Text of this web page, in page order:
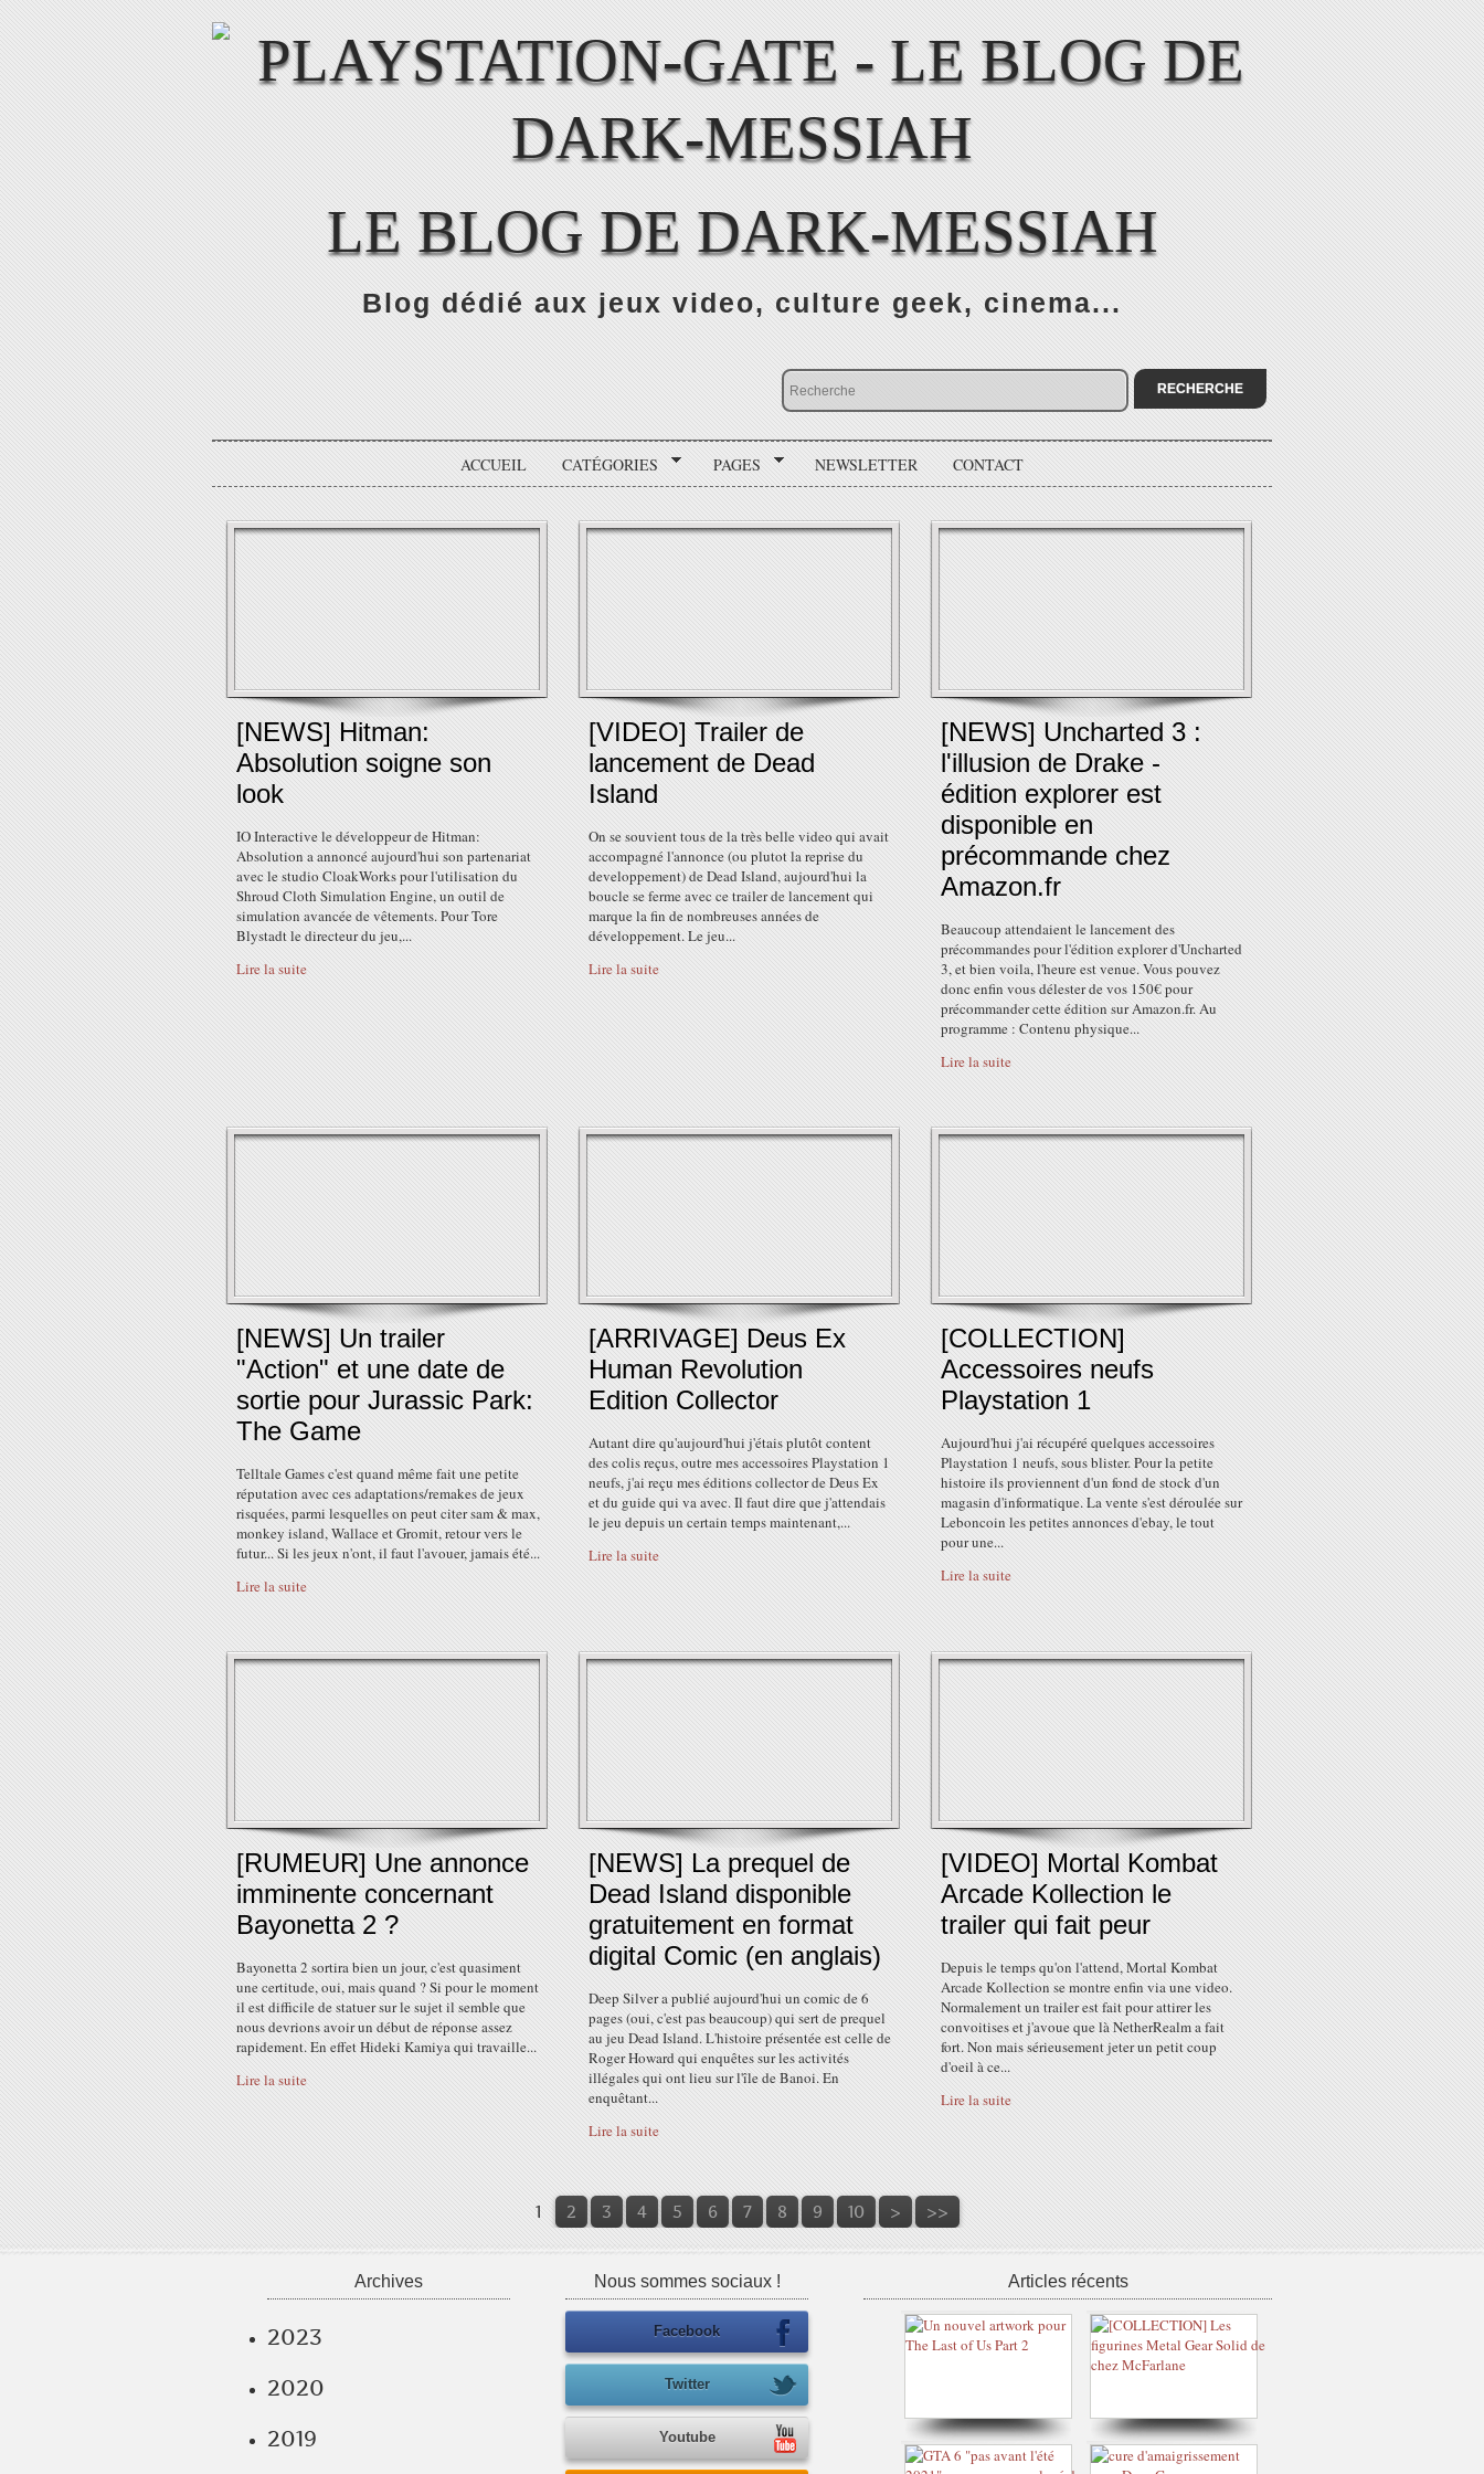
LE BLOG DE DARK-MESSIAH
Blog dédié aux jeux video, culture geek, cinema...
ACCUEIL CATÉGORIES PAGES NEWSLETTER CONTACT
[NEWS] Hitman:
Absolution soigne son
look
IO Interactive le développeur de Hitman:
Absolution a annoncé aujourd'hui son partenariat
avec le studio CloakWorks pour l'utilisation du
Shroud Cloth Simulation Engine, un outil de
simulation avancée de vêtements. Pour Tore
Blystadt le directeur du jeu,...
Lire la suite
[VIDEO] Trailer de
lancement de Dead
Island
On se souvient tous de la très belle video qui avait
accompagné l'annonce (ou plutot la reprise du
developpement) de Dead Island, aujourd'hui la
boucle se ferme avec ce trailer de lancement qui
marque la fin de nombreuses années de
développement. Le jeu...
Lire la suite
[NEWS] Uncharted 3 :
l'illusion de Drake -
édition explorer est
disponible en
précommande chez
Amazon.fr
Beaucoup attendaient le lancement des
précommandes pour l'édition explorer d'Uncharted
3, et bien voila, l'heure est venue. Vous pouvez
donc enfin vous délester de vos 150€ pour
précommander cette édition sur Amazon.fr. Au
programme : Contenu physique...
Lire la suite
[NEWS] Un trailer
"Action" et une date de
sortie pour Jurassic Park:
The Game
Telltale Games c'est quand même fait une petite
réputation avec ces adaptations/remakes de jeux
risquées, parmi lesquelles on peut citer sam & max,
monkey island, Wallace et Gromit, retour vers le
futur... Si les jeux n'ont, il faut l'avouer, jamais été...
Lire la suite
[ARRIVAGE] Deus Ex
Human Revolution
Edition Collector
Autant dire qu'aujourd'hui j'étais plutôt content
des colis reçus, outre mes accessoires Playstation 1
neufs, j'ai reçu mes éditions collector de Deus Ex
et du guide qui va avec. Il faut dire que j'attendais
le jeu depuis un certain temps maintenant,...
Lire la suite
[COLLECTION]
Accessoires neufs
Playstation 1
Aujourd'hui j'ai récupéré quelques accessoires
Playstation 1 neufs, sous blister. Pour la petite
histoire ils proviennent d'un fond de stock d'un
magasin d'informatique. La vente s'est déroulée sur
Leboncoin les petites annonces d'ebay, le tout
pour une...
Lire la suite
[RUMEUR] Une annonce
imminente concernant
Bayonetta 2 ?
Bayonetta 2 sortira bien un jour, c'est quasiment
une certitude, oui, mais quand ? Si pour le moment
il est difficile de statuer sur le sujet il semble que
nous devrions avoir un début de réponse assez
rapidement. En effet Hideki Kamiya qui travaille...
Lire la suite
[NEWS] La prequel de
Dead Island disponible
gratuitement en format
digital Comic (en anglais)
Deep Silver a publié aujourd'hui un comic de 6
pages (oui, c'est pas beaucoup) qui sert de prequel
au jeu Dead Island. L'histoire présentée est celle de
Roger Howard qui enquêtes sur les activités
illégales qui ont lieu sur l'île de Banoi. En
enquêtant...
Lire la suite
[VIDEO] Mortal Kombat
Arcade Kollection le
trailer qui fait peur
Depuis le temps qu'on l'attend, Mortal Kombat
Arcade Kollection se montre enfin via une video.
Normalement un trailer est fait pour attirer les
convoitises et j'avoue que là NetherRealm a fait
fort. Non mais sérieusement jeter un petit coup
d'oeil à ce...
Lire la suite
1 2 3 4 5 6 7 8 9 10 > >>
Archives
2023
2020
2019
Nous sommes sociaux !
Facebook
Twitter
Youtube
Articles récents